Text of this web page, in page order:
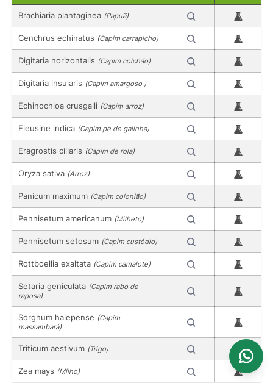
Brachiaria plantaginea (Papuã)
Cenchrus echinatus (Capim carrapicho)
Digitaria horizontalis (Capim colchão)
Digitaria insularis (Capim amargoso )
Echinochloa crusgalli (Capim arroz)
Eleusine indica (Capim pé de galinha)
Eragrostis ciliaris (Capim de rola)
Oryza sativa (Arroz)
Panicum maximum (Capim colonião)
Pennisetum americanum (Milheto)
Pennisetum setosum (Capim custódio)
Rottboellia exaltata (Capim camalote)
Setaria geniculata (Capim rabo de
raposa)
Sorghum halepense (Capim
massambará)
Triticum aestivum (Trigo)
Zea mays (Milho)